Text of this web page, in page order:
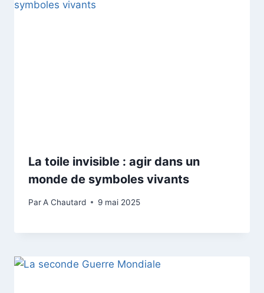
La toile invisible : agir dans un
monde de symboles vivants
ParA Chautard 9 mai 2025